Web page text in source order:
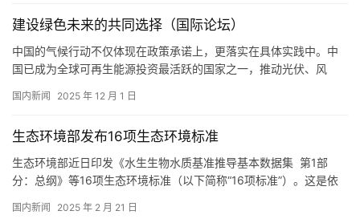
市县城垃圾污水处理体系实现转型升级，城乡生活垃圾污水系统治
理能力逐步提…
建设绿色未来的共同选择（国际论坛）
中国的气候行动不仅体现在政策承诺上，更落实在具体实践中。中
国已成为全球可再生能源投资最活跃的国家之一，推动光伏、风
发展中国家的绿色合作 在巴西贝伦举行的《联合国气候变化框架公
时刻。作为COP30主席国，巴西积极推进落实可持续发展议程，得
到了…
国内新闻 2025 年 12 月 1 日
生态环境部发布16项生态环境标准
生态环境部近日印发《水生生物水质基准推导基本数据集 第1部
分：总纲》等16项生态环境标准（以下简称“16项标准”）。这是依
态环境信息基本数据集编制规范》制定发布的我国环境基准领域第
国内新闻 2025 年 2 月 21 日